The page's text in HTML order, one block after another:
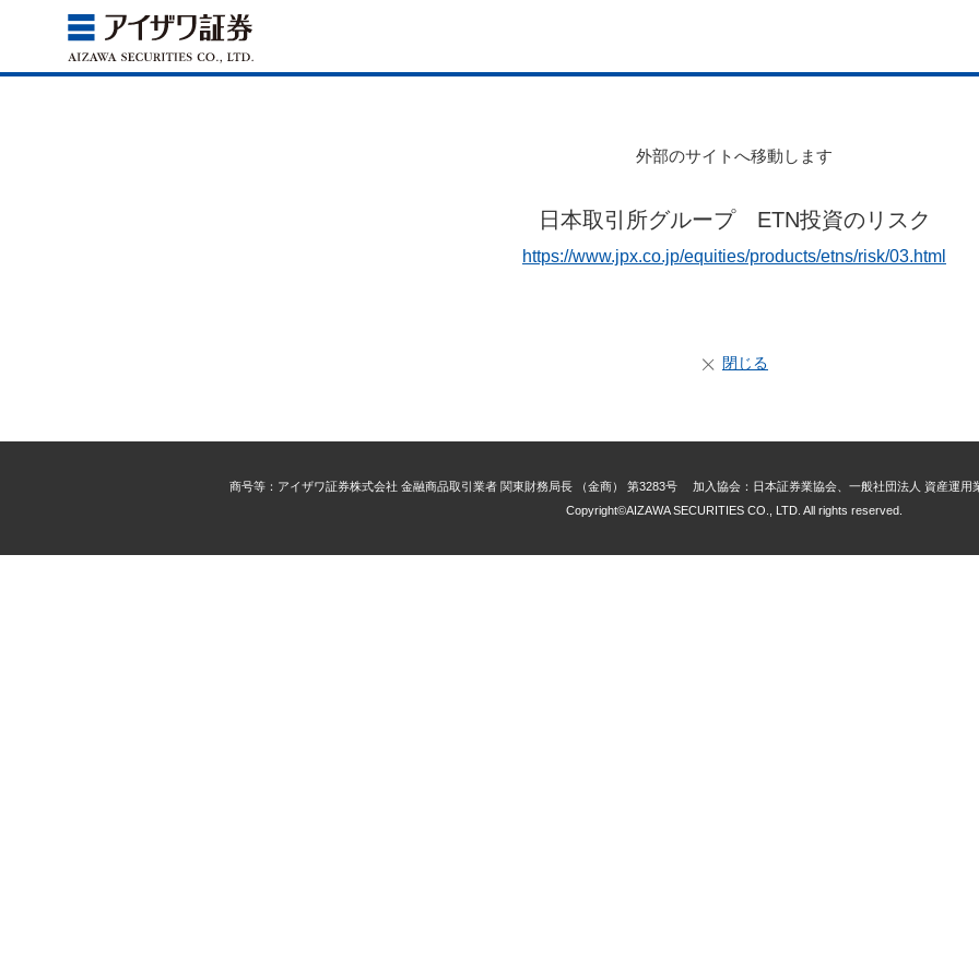
外部のサイトへ移動します
日本取引所グループ ETN投資のリスク
https://www.jpx.co.jp/equities/products/etns/risk/03.html
閉じる
商号等：アイザワ証券株式会社 金融商品取引業者 関東財務局長 （金商） 第3283号 加入協会：日本証券業協会、一般社団法人 資産運用
Copyright©AIZAWA SECURITIES CO., LTD. All rights reserved.